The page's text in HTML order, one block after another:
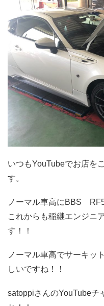
いつもYouTubeでお店を
す。
ノーマル車高にBBS
これからも稲継エンジニ
す！！
ノーマル車高でサーキッ
しいですね！！
satoppiさんのYouTubeチ